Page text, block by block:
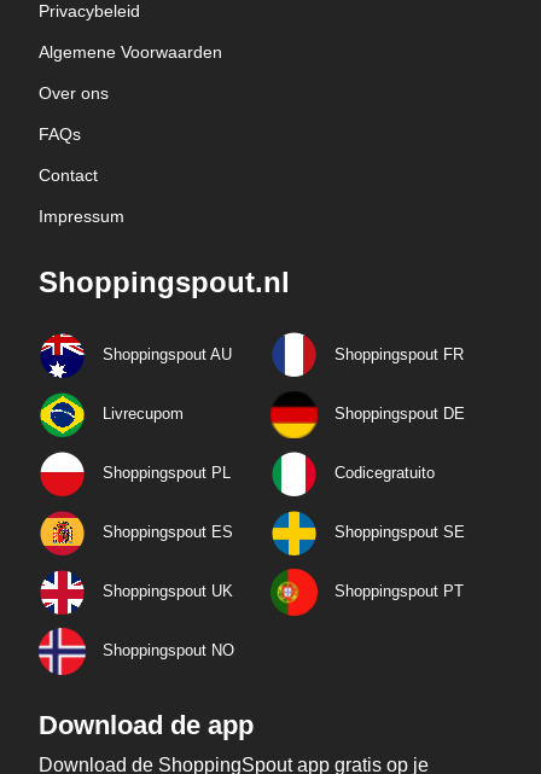
Privacybeleid
Algemene Voorwaarden
Over ons
FAQs
Contact
Impressum
Shoppingspout.nl
Shoppingspout AU Shoppingspout FR
Livrecupom Shoppingspout DE
Shoppingspout PL Codicegratuito
Shoppingspout ES Shoppingspout SE
Shoppingspout UK Shoppingspout PT
Shoppingspout NO
Download de app
Download de ShoppingSpout app gratis op je